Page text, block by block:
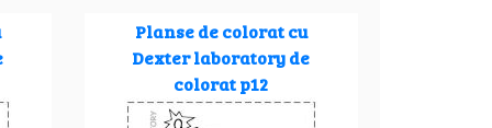
Planse de colorat cu
Dexter laboratory de
colorat p12